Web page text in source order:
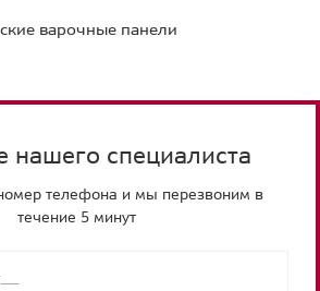
варочные панели
нашего специалиста
телефона и мы перезвоним в
течение 5 минут